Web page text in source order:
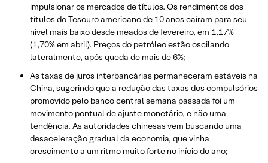
impulsionar os mercados de títulos. Os rendimentos dos
títulos do Tesouro americano de 10 anos caíram para seu
nível mais baixo desde meados de fevereiro, em 1,17%
(1,70% em abril). Preços do petróleo estão oscilando
lateralmente, após queda de mais de 6%;
As taxas de juros interbancárias permaneceram estáveis na
China, sugerindo que a redução das taxas dos compulsórios
promovido pelo banco central semana passada foi um
movimento pontual de ajuste monetário, e não uma
tendência. As autoridades chinesas vem buscando uma
desaceleração gradual da economia, que vinha
crescimento a um ritmo muito forte no início do ano;